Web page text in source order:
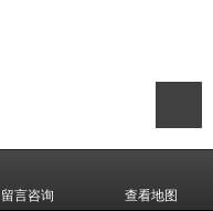
留言咨询 查看地图